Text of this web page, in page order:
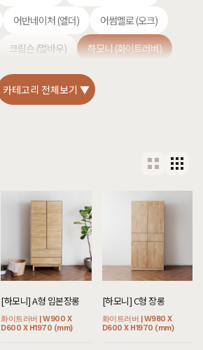
어반네이처 (엘더)
어썸멜로 (오크)
크림슨 (멀바우)
하모니 (화이트러버)
편백 (히노끼)
셀레스티얼 럭셔리 (티크)
카테고리 전체보기 ▼
[하모니] A형 입본장롱
화이트러버 | W900 X
D600 X H1970 (mm)
[하모니] C형 장롱
화이트러버 | W980 X
D600 X H1970 (mm)